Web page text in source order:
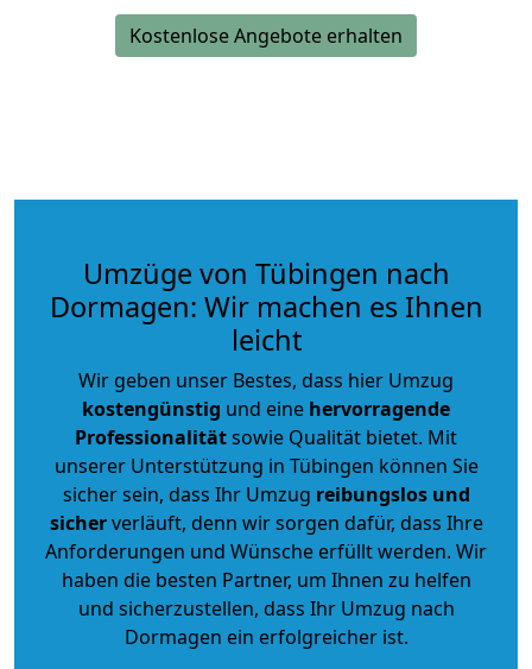
Kostenlose Angebote erhalten
Umzüge von Tübingen nach
Dormagen: Wir machen es Ihnen
leicht
Wir geben unser Bestes, dass hier Umzug
kostengünstig und eine hervorragende
Professionalitätsowie Qualität bietet. Mit
unserer Unterstützung in Tübingen können Sie
sicher sein, dass Ihr Umzug reibungslos und
sicherverläuft, denn wir sorgen dafür, dass Ihre
Anforderungen und Wünsche erfüllt werden. Wir
haben die besten Partner, um Ihnen zu helfen
und sicherzustellen, dass Ihr Umzug nach
Dormagen ein erfolgreicher ist.